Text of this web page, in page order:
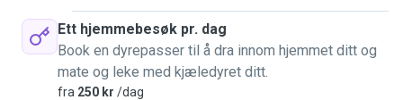
Jeg har også muligheten til å ta imot dyr i mitt eget hjem da
jeg bor i en større leilighet. Jeg har hatt katter her tidligere
og det har fungert super bra :)
Ett hjemmebesøk pr. dag
Book en dyrepasser til å dra innom hjemmet ditt og
mate og leke med kjæledyret ditt.
fra 250 kr /dag